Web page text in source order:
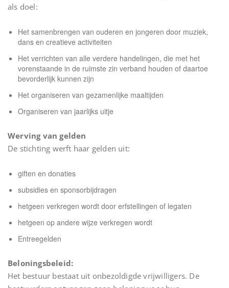
als doel:
Het samenbrengen van ouderen en jongeren door muziek,
dans en creatieve activiteiten
Het verrichten van alle verdere handelingen, die met het
vorenstaande in de ruimste zin verband houden of daartoe
bevorderlijk kunnen zijn
Het organiseren van gezamenlijke maaltijden
Organiseren van jaarlijks uitje
Werving van gelden
De stichting werft haar gelden uit:
giften en donaties
subsidies en sponsorbijdragen
hetgeen verkregen wordt door erfstellingen of legaten
hetgeen op andere wijze verkregen wordt
Entreegelden
Beloningsbeleid:
Het bestuur bestaat uit onbezoldigde vrijwilligers. De